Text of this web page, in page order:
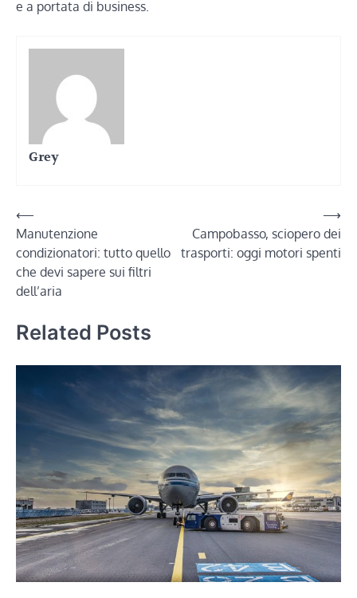
e a portata di business.
Grey
Navigazione
articoli
⟵
Manutenzione
condizionatori: tutto quello
che devi sapere sui filtri
dell’aria
Campobasso, sciopero dei
trasporti: oggi motori spenti
⟶
Related Posts